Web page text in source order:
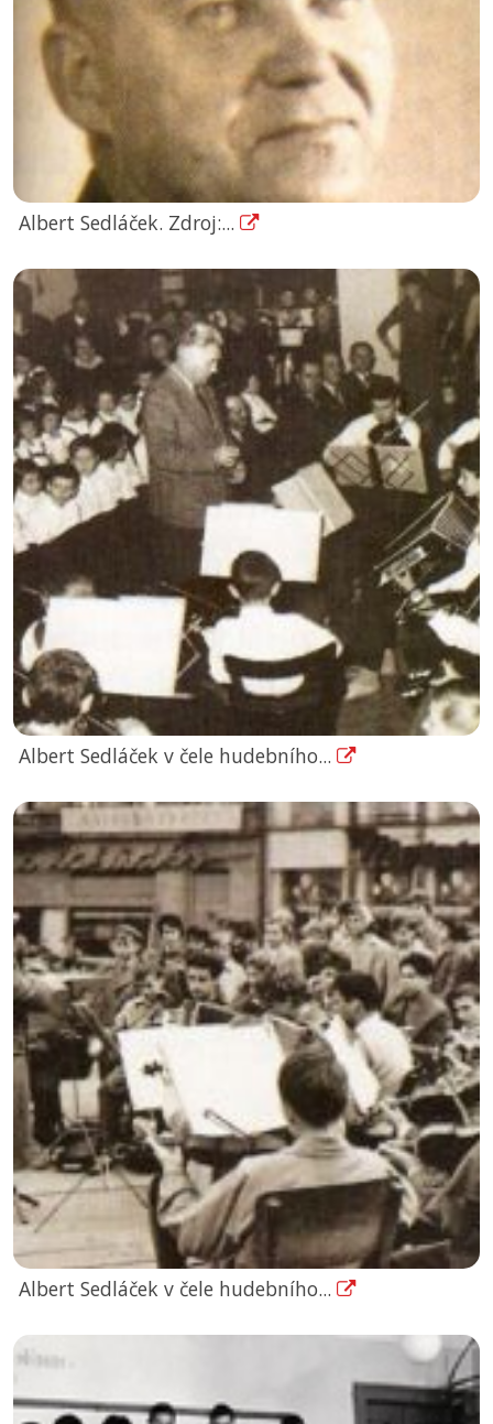
Albert Sedláček. Zdroj:...
Albert Sedláček v čele hudebního...
Albert Sedláček v čele hudebního...